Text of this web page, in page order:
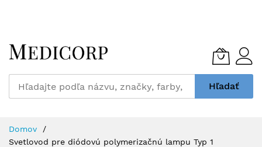
to
Content
Hľadať
Domov
Svetlovod pre diódovú polymerizačnú lampu Typ 1